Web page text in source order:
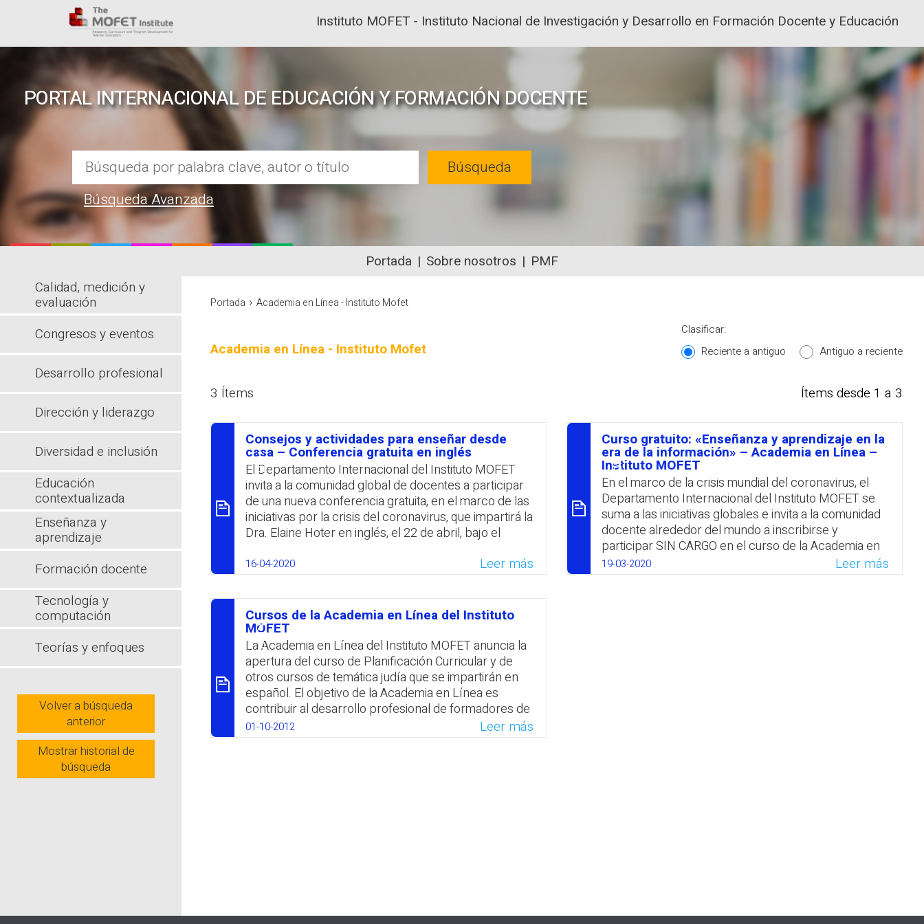
Instituto MOFET - Instituto Nacional de Investigación y Desarrollo en Formación Docente y Educación
PORTAL INTERNACIONAL DE EDUCACIÓN Y FORMACIÓN DOCENTE
REPOSITORIO EN LÍNEA DE CONTENIDOS ACADÉMICOS SOBRE EDUCACIÓN Y FORMACIÓN DEL
PROFESORADO
Búsqueda
Búsqueda Avanzada
Portada Sobre nosotros PMF
Portada › Academia en Línea - Instituto Mofet
Academia en Línea - Instituto Mofet
Clasificar:
Reciente a antiguo
Antiguo a reciente
3 Ítems Ítems desde 1 a 3
סיכום
Consejos y actividades para enseñar desde
casa – Conferencia gratuita en inglés
El Departamento Internacional del Instituto MOFET
invita a la comunidad global de docentes a participar
de una nueva conferencia gratuita, en el marco de las
iniciativas por la crisis del coronavirus, que impartirá la
Dra. Elaine Hoter en inglés, el 22 de abril, bajo el
las 8:00PM – Israel time. En el contexto del
aislamiento obligatorio en el que se encuentra gran
parte de los educadores alrededor del mundo, la
disertación se centrará en consejos y sugerencias
relacionados con tecnologías para la enseñanza en
línea. Se requiere inscripción previa.
WhatsApp
Facebook
Twitter
Email
16-04-2020 Leer más
סיכום
Curso gratuito: «Enseñanza y aprendizaje en la
era de la información» – Academia en Línea –
Instituto MOFET
En el marco de la crisis mundial del coronavirus, el
Departamento Internacional del Instituto MOFET se
suma a las iniciativas globales e invita a la comunidad
docente alrededor del mundo a inscribirse y
participar SIN CARGO en el curso de la Academia en
«Línea Teaching and Learning in the Information Age»
(Enseñanza y Aprendizaje en la Era de la
19-03-2020 Leer más
סיכום
Cursos de la Academia en Línea del Instituto
MOFET
La Academia en Línea del Instituto MOFET anuncia la
apertura del curso de Planificación Curricular y de
otros cursos de temática judía que se impartirán en
español. El objetivo de la Academia en Línea es
contribuir al desarrollo profesional de formadores de
docentes y educadores.
01-10-2012 Leer más
Calidad, medición y
evaluación
Congresos y eventos
Desarrollo profesional
Dirección y liderazgo
Diversidad e inclusión
Educación
contextualizada
Enseñanza y
aprendizaje
Formación docente
Tecnología y
computación
Teorías y enfoques
Volver a búsqueda
anterior
Mostrar historial de
búsqueda